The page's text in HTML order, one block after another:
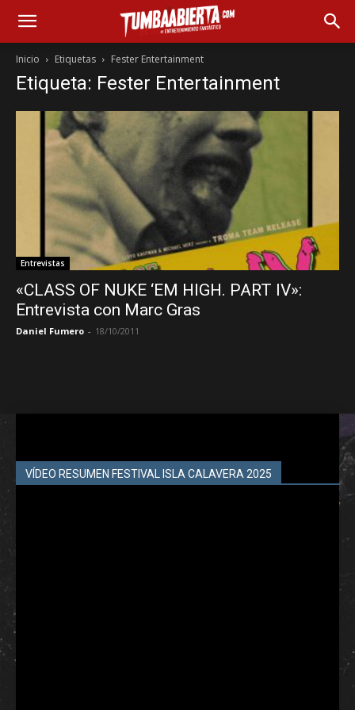
Inicio Etiquetas Fester Entertainment
Etiqueta: Fester Entertainment
Entrevistas
«CLASS OF NUKE ‘EM HIGH. PART IV»:
Entrevista con Marc Gras
Daniel Fumero - 18/10/2011
VÍDEO RESUMEN FESTIVAL ISLA CALAVERA 2025